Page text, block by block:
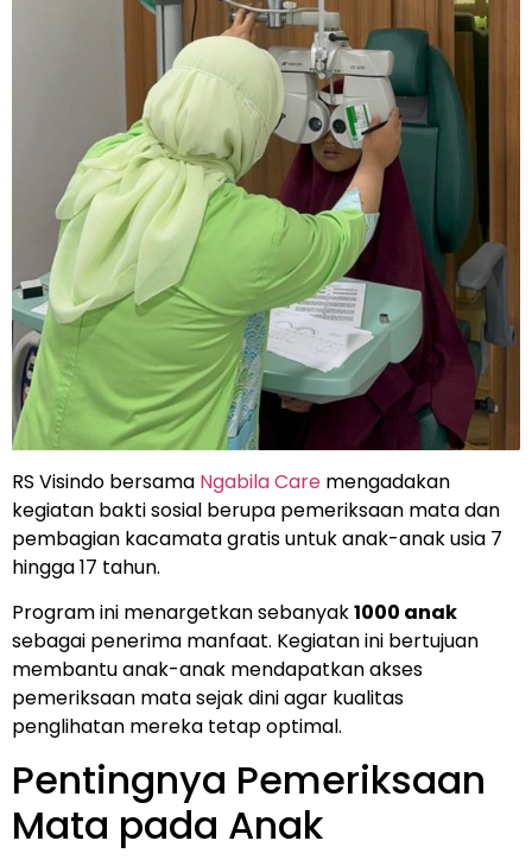
RS Visindo bersama Ngabila Care mengadakan
kegiatan bakti sosial berupa pemeriksaan mata dan
pembagian kacamata gratis untuk anak-anak usia 7
hingga 17 tahun.
Program ini menargetkan sebanyak1000 anak
sebagai penerima manfaat. Kegiatan ini bertujuan
membantu anak-anak mendapatkan akses
pemeriksaan mata sejak dini agar kualitas
penglihatan mereka tetap optimal.
Pentingnya Pemeriksaan
Mata pada Anak